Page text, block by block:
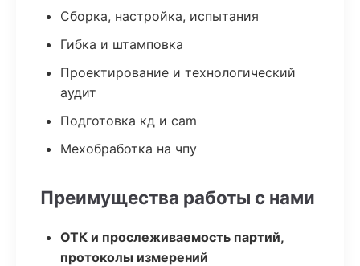
Сборка, настройка, испытания
Гибка и штамповка
Проектирование и технологический
аудит
Подготовка кд и cam
Мехобработка на чпу
Преимущества работы с нами
ОТК и прослеживаемость партий,
протоколы измерений